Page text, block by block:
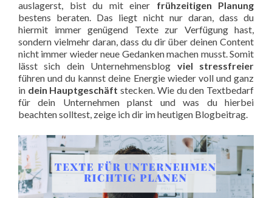
auslagerst, bist du mit einer frühzeitigen Planung
bestens beraten. Das liegt nicht nur daran, dass du
hiermit immer genügend Texte zur Verfügung hast,
sondern vielmehr daran, dass du dir über deinen Content
nicht immer wieder neue Gedanken machen musst. Somit
lässt sich dein Unternehmensblog viel stressfreier
führen und du kannst deine Energie wieder voll und ganz
in dein Hauptgeschäft stecken. Wie du den Textbedarf
für dein Unternehmen planst und was du hierbei
beachten solltest, zeige ich dir im heutigen Blogbeitrag.